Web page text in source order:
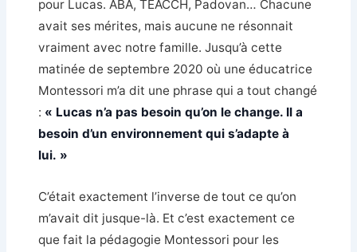
pour Lucas. ABA, TEACCH, Padovan… Chacune
avait ses mérites, mais aucune ne résonnait
vraiment avec notre famille. Jusqu’à cette
matinée de septembre 2020 où une éducatrice
Montessori m’a dit une phrase qui a tout changé
: « Lucas n’a pas besoin qu’on le change. Il a
besoin d’un environnement qui s’adapte à
lui. »
C’était exactement l’inverse de tout ce qu’on
m’avait dit jusque-là. Et c’est exactement ce
que fait la pédagogie Montessori pour les